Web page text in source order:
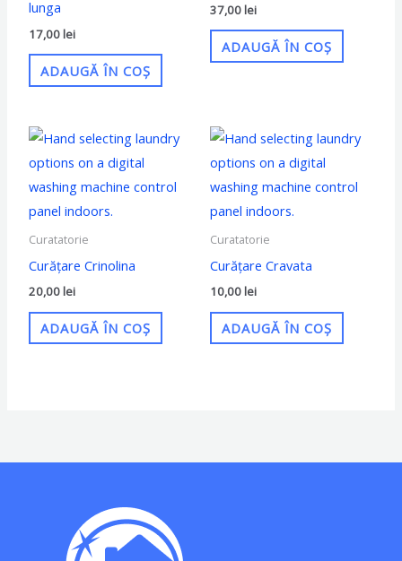
lunga
17,00lei
ADAUGĂ ÎN COȘ
37,00lei
ADAUGĂ ÎN COȘ
Curatatorie
Curățare Crinolina
20,00lei
ADAUGĂ ÎN COȘ
Curatatorie
Curățare Cravata
10,00lei
ADAUGĂ ÎN COȘ